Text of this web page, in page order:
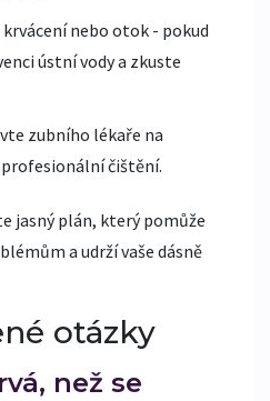
nebo otok - pokud
ústní vody a zkuste
zubního lékaře na
čištění.
jasný plán, který pomůže
a udrží vaše dásně
otázky
než se